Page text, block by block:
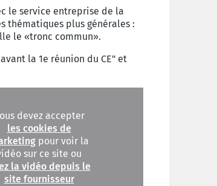
le service entreprise de la
thématiques plus générales :
le «tronc commun».
la 1e réunion du CE" et
devez accepter
les cookies de
pour voir la
sur ce site ou
la vidéo depuis le
site fournisseur